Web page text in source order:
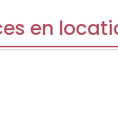
en